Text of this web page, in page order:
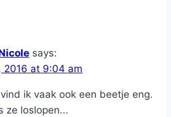
says:
2016 at 9:04 am
ik vaak ook een beetje eng.
ze loslopen...